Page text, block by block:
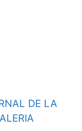
DE LA